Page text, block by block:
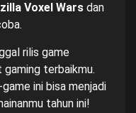
Voxel Wars dan
rilis game
terbaikmu.
ini bisa menjadi
tahun ini!